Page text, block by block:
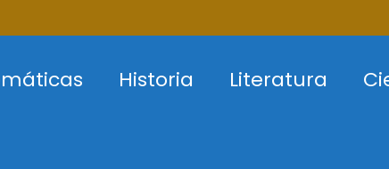
Historia Literatura